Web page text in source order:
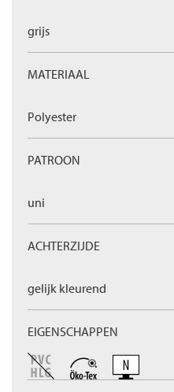
grijs
MATERIAAL
Polyester
PATROON
uni
ACHTERZIJDE
gelijk kleurend
EIGENSCHAPPEN